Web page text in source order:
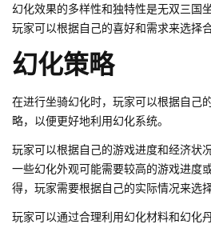
幻化效果的多样性和独特性是无双三国
玩家可以根据自己的喜好和需求来选择
幻化策略
在进行坐骑幻化时，玩家可以根据自己
略，以便更好地利用幻化系统。
玩家可以根据自己的游戏进度和经济状
一些幻化外观可能需要较高的游戏进度
得，玩家需要根据自己的实际情况来选
玩家可以通过合理利用幻化材料和幻化